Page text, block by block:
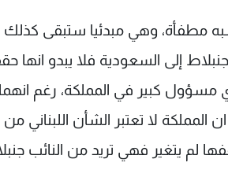
مطفأة، وهي مبدئيا ستبقى كذلك
جنبلاط إلى السعودية فلا يبدو
مسؤول كبير في المملكة، رغم
المملكة لا تعتبر الشأن اللبناني من
لم يتغير فهي تريد من النائب